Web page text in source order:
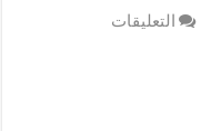
التعليقات